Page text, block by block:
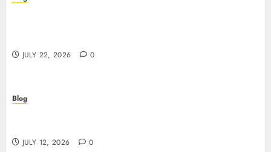
JULY 22, 2026 0
Blog
JULY 12, 2026 0